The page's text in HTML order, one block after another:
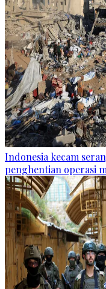
Indonesia kecam
penghentian operasi